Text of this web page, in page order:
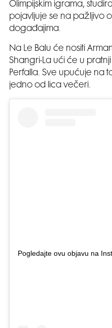
Olimpijskim igrama,
pojavljuje se na pažljivo
događajima.
Na Le Balu će nositi
Shangri-La ući će u
Perfalla. Sve upućuje na
jedno od lica večeri.
Pogledajte ovu objavu na